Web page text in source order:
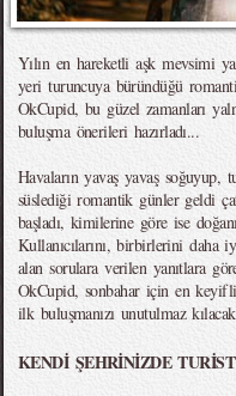
Yılın en hareketli aşk mevsimi
yeri turuncuya büründüğü
OkCupid, bu güzel zamanları
buluşma önerileri hazırladı...
Havaların yavaş yavaş soğuyup,
süslediği romantik günler geldi
başladı, kimilerine göre ise
Kullanıcılarını, birbirlerini daha
alan sorulara verilen yanıtlara
OkCupid, sonbahar için en
ilk buluşmanızı unutulmaz
KENDİ ŞEHRİNİZDE